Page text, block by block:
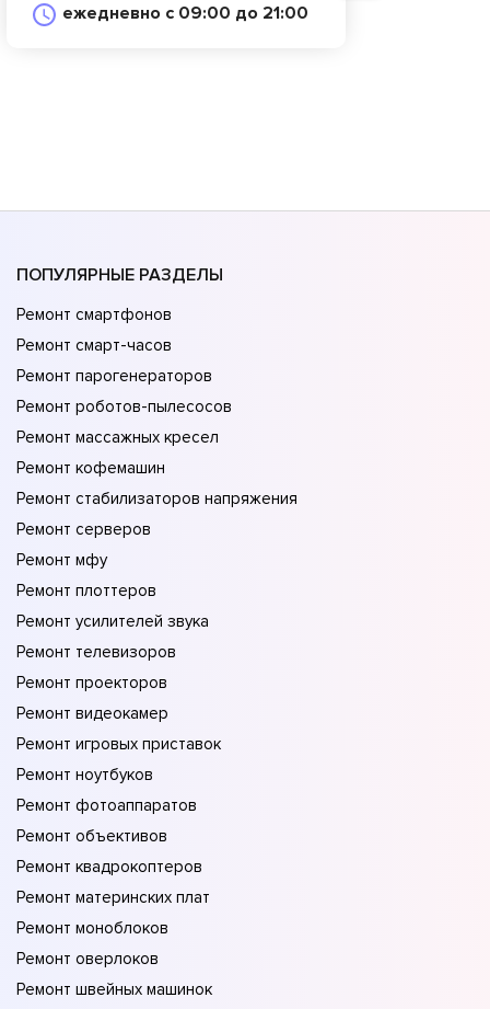
ежедневно с 09:00 до 21:00
ПОПУЛЯРНЫЕ РАЗДЕЛЫ
Ремонт смартфонов
Ремонт смарт-часов
Ремонт парогенераторов
Ремонт роботов-пылесосов
Ремонт массажных кресел
Ремонт кофемашин
Ремонт стабилизаторов напряжения
Ремонт серверов
Ремонт мфу
Ремонт плоттеров
Ремонт усилителей звука
Ремонт телевизоров
Ремонт проекторов
Ремонт видеокамер
Ремонт игровых приставок
Ремонт ноутбуков
Ремонт фотоаппаратов
Ремонт объективов
Ремонт квадрокоптеров
Ремонт материнских плат
Ремонт моноблоков
Ремонт оверлоков
Ремонт швейных машинок